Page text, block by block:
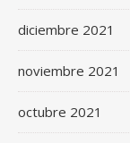
diciembre 2021
noviembre 2021
octubre 2021